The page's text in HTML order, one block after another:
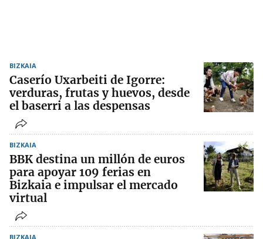
BIZKAIA
Caserío Uxarbeiti de Igorre:
verduras, frutas y huevos, desde
el baserri a las despensas
BIZKAIA
BBK destina un millón de euros
para apoyar 109 ferias en
Bizkaia e impulsar el mercado
virtual
BIZKAIA